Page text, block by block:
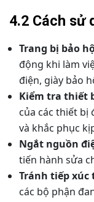
4.2 Cách sử
Trang bị bảo
động khi làm
điện, giày bảo
Kiểm tra thiết
của các thiết bị
và khắc phục
Ngắt nguồn
tiến hành sửa
Tránh tiếp xúc
các bộ phận